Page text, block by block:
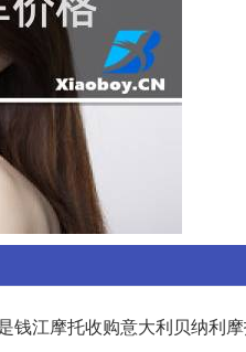
江摩托收购意大利贝纳利